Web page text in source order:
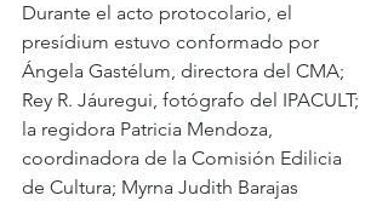
Durante el acto protocolario, el
presídium estuvo conformado por
Ángela Gastélum, directora del CMA;
Rey R. Jáuregui, fotógrafo del IPACULT;
la regidora Patricia Mendoza,
coordinadora de la Comisión Edilicia
de Cultura; Myrna Judith Barajas